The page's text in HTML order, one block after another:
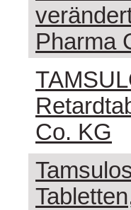
Pharma
Co. KG